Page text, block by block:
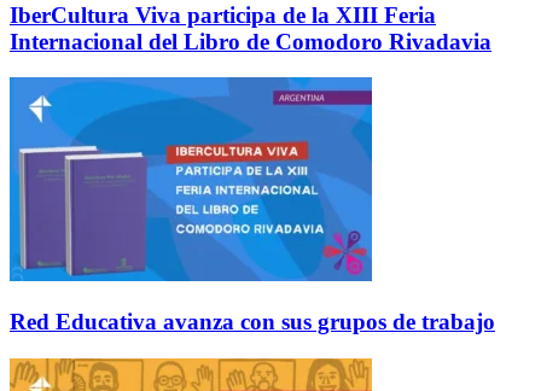
IberCultura Viva participa de la XIII Feria
Internacional del Libro de Comodoro Rivadavia
Red Educativa avanza con sus grupos de trabajo